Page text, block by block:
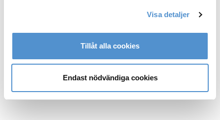
Visa detaljer
Tillåt alla cookies
Endast nödvändiga cookies